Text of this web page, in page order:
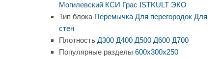
Могилевский КСИ Грас ISTKULT ЭКО
Тип блока Перемычка Для перегородок Для
стен
Плотность Д300 Д400 Д500 Д600 Д700
Популярные разделы 600х300х250